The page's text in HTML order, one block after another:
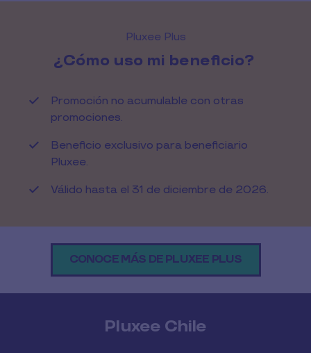
Pluxee Plus
¿Cómo uso mi beneficio?
Promoción no acumulable con otras
promociones.
Beneficio exclusivo para beneficiario
Pluxee.
Válido hasta el 31 de diciembre de 2026.
CONOCE MÁS DE PLUXEE PLUS
Pluxee Chile